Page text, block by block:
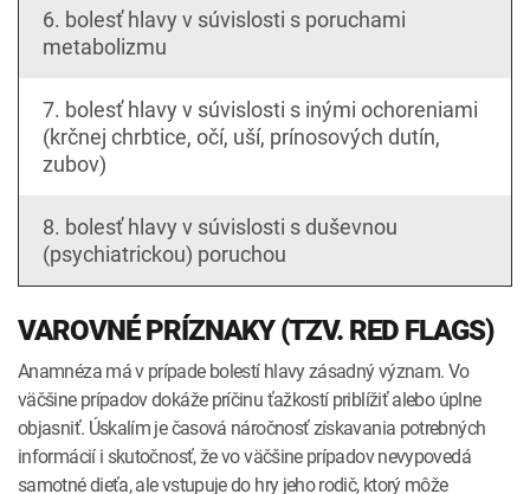
6. bolesť hlavy v súvislosti s poruchami
metabolizmu
7. bolesť hlavy v súvislosti s inými ochoreniami
(krčnej chrbtice, očí, uší, prínosových dutín,
zubov)
8. bolesť hlavy v súvislosti s duševnou
(psychiatrickou) poruchou
VAROVNÉ PRÍZNAKY (TZV. RED FLAGS)
Anamnéza má v prípade bolestí hlavy zásadný význam. Vo
väčšine prípadov dokáže príčinu ťažkostí priblížiť alebo úplne
objasniť. Úskalím je časová náročnosť získavania potrebných
informácií i skutočnosť, že vo väčšine prípadov nevypovedá
samotné dieťa, ale vstupuje do hry jeho rodič, ktorý môže